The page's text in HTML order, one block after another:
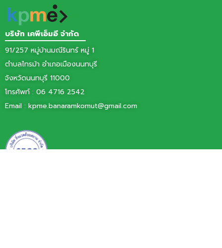
บริษัท เคพีเอ็มอี จำกัด
91/257 หมู่บ้านมณีรินทร์ หมู่ 1
ตำบลไทรม้า อำเภอเมืองนนทบุรี
จังหวัดนนทบุรี 11000
โทรศัพท์ : 06 4716 2542
Email : kpme.banaramkomut@gmail.com